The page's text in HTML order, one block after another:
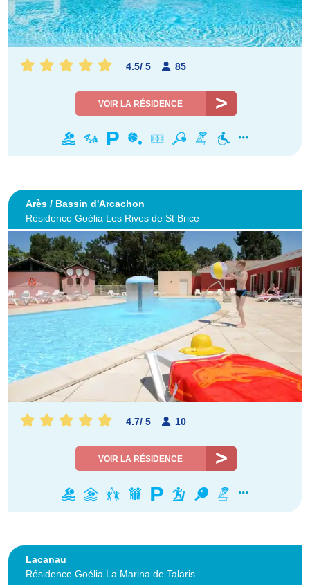
4.5/ 5 85
VOIR LA RÉSIDENCE
Arès / Bassin d'Arcachon
Résidence Goélia Les Rives de St Brice
4.7/ 5 10
VOIR LA RÉSIDENCE
Lacanau
Résidence Goélia La Marina de Talaris